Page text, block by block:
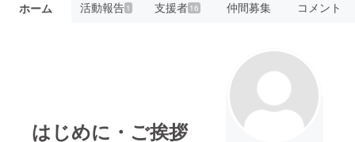
ホーム 活動報告1 支援者 16 仲間募集 コメント
はじめに・ご挨拶